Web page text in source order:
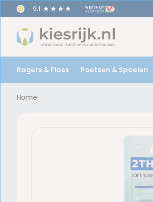
9.1
Ragers & Floss Poetsen & Spoelen
Home